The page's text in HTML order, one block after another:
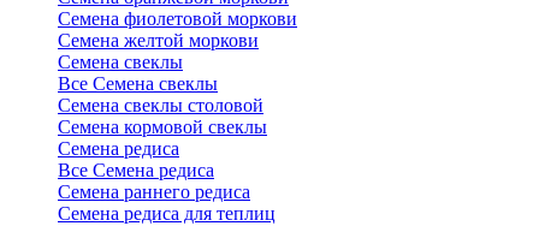
Семена фиолетовой моркови
Семена желтой моркови
Семена свеклы
Все Семена свеклы
Семена свеклы столовой
Семена кормовой свеклы
Семена редиса
Все Семена редиса
Семена раннего редиса
Семена редиса для теплиц